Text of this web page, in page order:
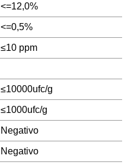
<=12,0%
<=0,5%
≤10 ppm
≤10000ufc/g
≤1000ufc/g
Negativo
Negativo